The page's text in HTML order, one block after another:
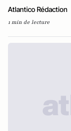
Atlantico Rédaction
1 min de lecture